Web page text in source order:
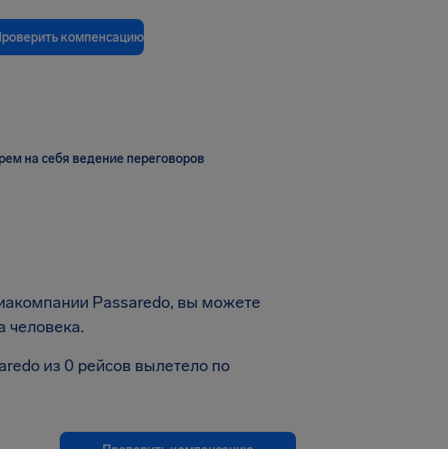
компенсацию
на себя ведение переговоров
Passaredo, вы можете
человека.
из 0 рейсов вылетело по